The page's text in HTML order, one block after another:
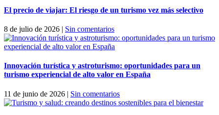
El precio de viajar: El riesgo de un turismo vez más selectivo
8 de julio de 2026 | Sin comentarios
Innovación turística y astroturismo: oportunidades para un
turismo experiencial de alto valor en España
11 de junio de 2026 | Sin comentarios